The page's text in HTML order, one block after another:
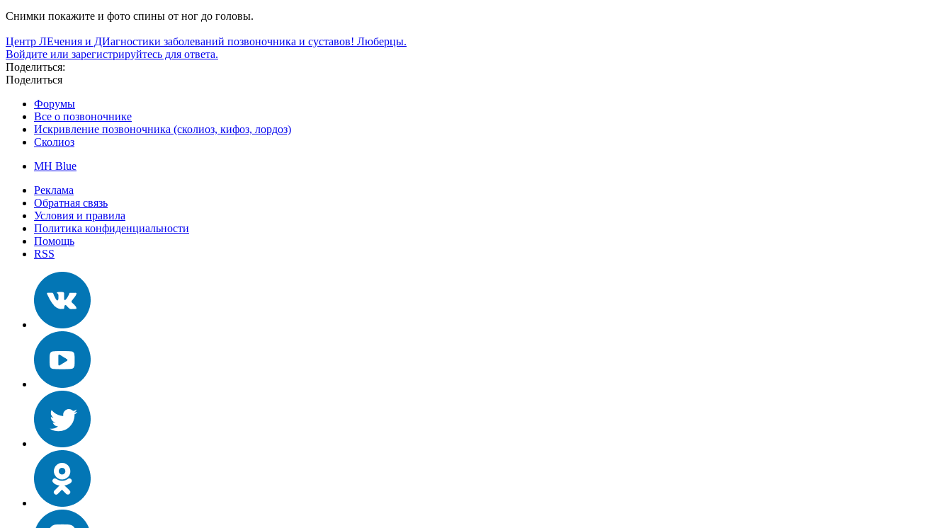
Снимки покажите и фото спины от ног до головы.
Центр ЛЕчения и ДИагностики заболеваний позвоночника и суставов! Люберцы.
Войдите или зарегистрируйтесь для ответа.
Поделиться:
Поделиться
Форумы
Все о позвоночнике
Искривление позвоночника (сколиоз, кифоз, лордоз)
Сколиоз
MH Blue
Реклама
Обратная связь
Условия и правила
Политика конфиденциальности
Помощь
RSS